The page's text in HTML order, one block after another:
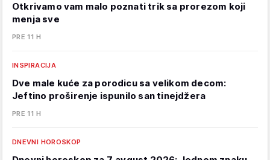
Otkrivamo vam malo poznati trik sa prorezom koji
menja sve
PRE 11 H
INSPIRACIJA
Dve male kuće za porodicu sa velikom decom:
Jeftino proširenje ispunilo san tinejdžera
PRE 11 H
DNEVNI HOROSKOP